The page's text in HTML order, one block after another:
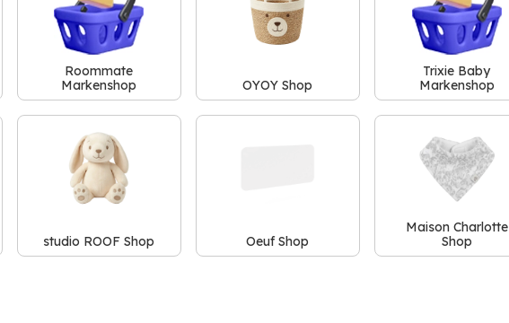
Roommate
Markenshop
OYOY Shop
Trixie Baby
Markenshop
studio ROOF Shop Oeuf Shop
Maison Charlotte
Shop